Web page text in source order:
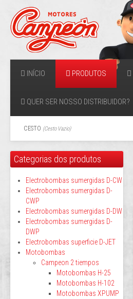
INÍCIO PRODUTOS
QUER SER NOSSO DISTRIBUIDOR?
CESTO (Cesto Vazio)
Categorias dos produtos
Electrobombas sumergidas D-CW
Electrobombas sumergidas D-
CWP
Electrobombas sumergidas D-DW
Electrobombas sumergidas D-
DWP
Electrobombas superficie D-JET
Motobombas
Campeon 2 tiempos
Motobombas H-25
Motobombas H-102
Motobombas XPUMP